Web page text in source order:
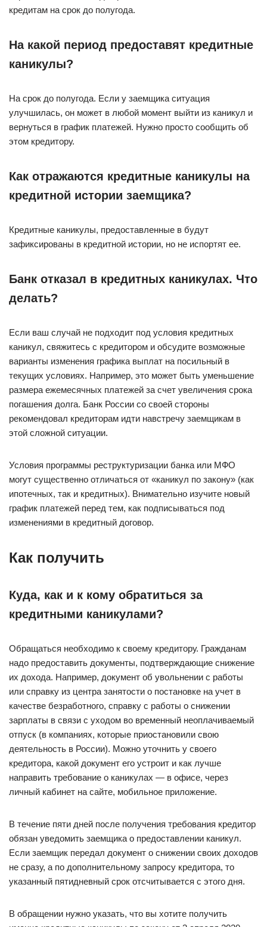
кредитам на срок до полугода.
На какой период предоставят кредитные
каникулы?
На срок до полугода. Если у заемщика ситуация
улучшилась, он может в любой момент выйти из каникул и
вернуться в график платежей. Нужно просто сообщить об
этом кредитору.
Как отражаются кредитные каникулы на
кредитной истории заемщика?
Кредитные каникулы, предоставленные в будут
зафиксированы в кредитной истории, но не испортят ее.
Банк отказал в кредитных каникулах. Что
делать?
Если ваш случай не подходит под условия кредитных
каникул, свяжитесь с кредитором и обсудите возможные
варианты изменения графика выплат на посильный в
текущих условиях. Например, это может быть уменьшение
размера ежемесячных платежей за счет увеличения срока
погашения долга. Банк России со своей стороны
рекомендовал кредиторам идти навстречу заемщикам в
этой сложной ситуации.
Условия программы реструктуризации банка или МФО
могут существенно отличаться от «каникул по закону» (как
ипотечных, так и кредитных). Внимательно изучите новый
график платежей перед тем, как подписываться под
изменениями в кредитный договор.
Как получить
Куда, как и к кому обратиться за
кредитными каникулами?
Обращаться необходимо к своему кредитору. Гражданам
надо предоставить документы, подтверждающие снижение
их дохода. Например, документ об увольнении с работы
или справку из центра занятости о постановке на учет в
качестве безработного, справку с работы о снижении
зарплаты в связи с уходом во временный неоплачиваемый
отпуск (в компаниях, которые приостановили свою
деятельность в России). Можно уточнить у своего
кредитора, какой документ его устроит и как лучше
направить требование о каникулах — в офисе, через
личный кабинет на сайте, мобильное приложение.
В течение пяти дней после получения требования кредитор
обязан уведомить заемщика о предоставлении каникул.
Если заемщик передал документ о снижении своих доходов
не сразу, а по дополнительному запросу кредитора, то
указанный пятидневный срок отсчитывается с этого дня.
В обращении нужно указать, что вы хотите получить